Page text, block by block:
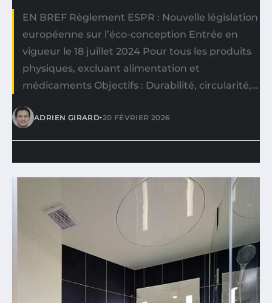
EN BREF Règlement ESPR : Nouvelle législation
européenne sur l’éco-conception Entrée en
vigueur le 18 juillet 2024 Pour tous les produits
physiques, excluant alimentation et
médicaments Objectifs : Durabilité, circularité,…
ADRIEN GIRARD•20 FÉVRIER 2026